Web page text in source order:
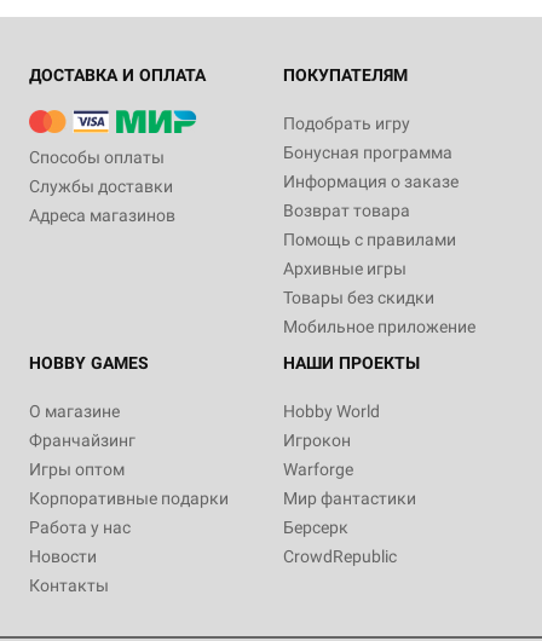
ДОСТАВКА И ОПЛАТА
Способы оплаты
Службы доставки
Адреса магазинов
ПОКУПАТЕЛЯМ
Подобрать игру
Бонусная программа
Информация о заказе
Возврат товара
Помощь с правилами
Архивные игры
Товары без скидки
Мобильное приложение
HOBBY GAMES
О магазине
Франчайзинг
Игры оптом
Корпоративные подарки
Работа у нас
Новости
Контакты
НАШИ ПРОЕКТЫ
Hobby World
Игрокон
Warforge
Мир фантастики
Берсерк
CrowdRepublic